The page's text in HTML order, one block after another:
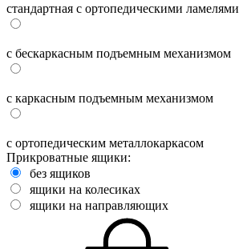
стандартная с ортопедическими ламелями
с бескаркасным подъемным механизмом
с каркасным подъемным механизмом
с ортопедическим металлокаркасом
Прикроватные ящики:
без ящиков
ящики на колесиках
ящики на направляющих